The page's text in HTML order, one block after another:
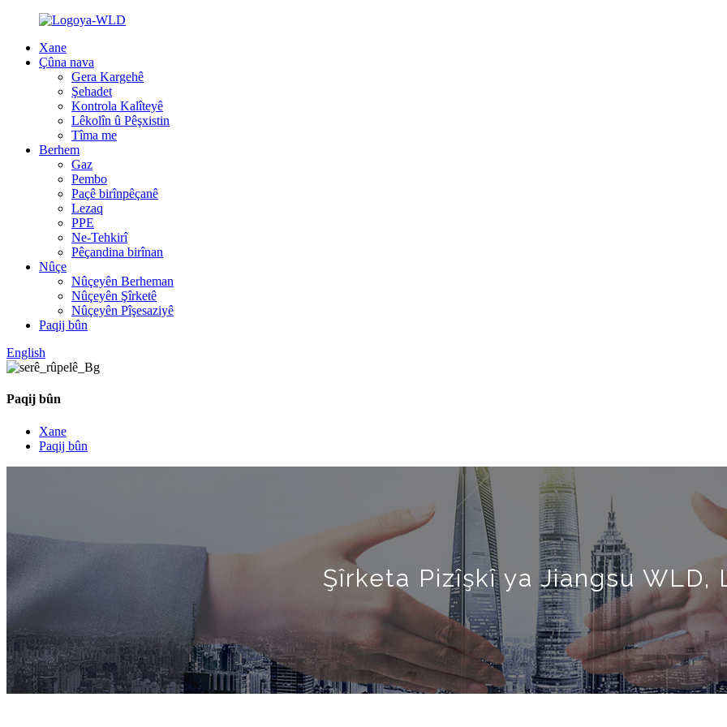
Xane
Çûna nava
Gera Kargehê
Şehadet
Kontrola Kalîteyê
Lêkolîn û Pêşxistin
Tîma me
Berhem
Gaz
Pembo
Paçê birînpêçanê
Lezaq
PPE
Ne-Tehkirî
Pêçandina birînan
Nûçe
Nûçeyên Berheman
Nûçeyên Şîrketê
Nûçeyên Pîşesaziyê
Paqij bûn
English
Paqij bûn
Xane
Paqij bûn
Şîrketa Pizîşkî ya Jiangsu WLD,